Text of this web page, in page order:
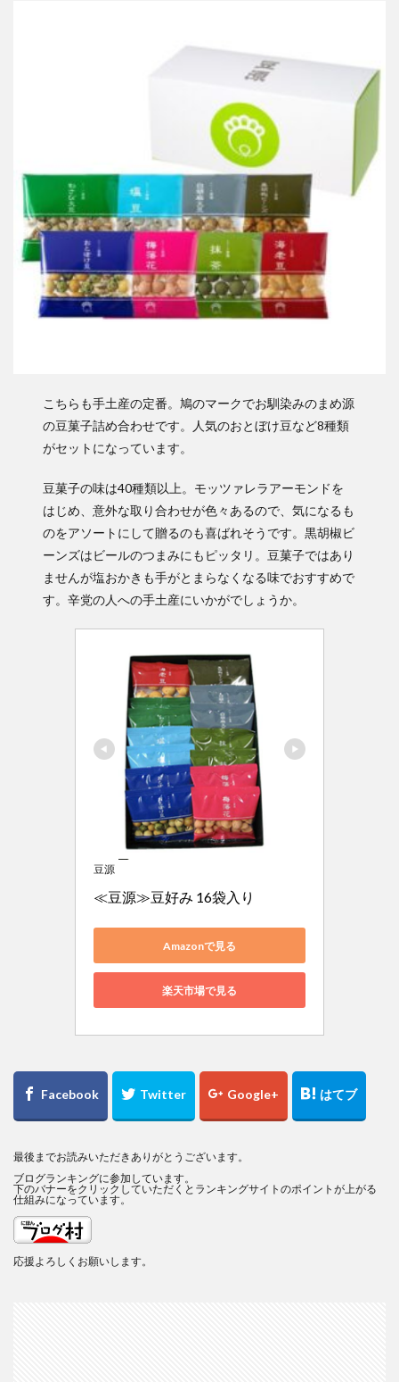
こちらも手土産の定番。鳩のマークでお馴染みのまめ源
の豆菓子詰め合わせです。人気のおとぼけ豆など8種類
がセットになっています。
豆菓子の味は40種類以上。モッツァレラアーモンドを
はじめ、意外な取り合わせが色々あるので、気になるも
のをアソートにして贈るのも喜ばれそうです。黒胡椒ビ
ーンズはビールのつまみにもピッタリ。豆菓子ではあり
ませんが塩おかきも手がとまらなくなる味でおすすめで
す。辛党の人への手土産にいかがでしょうか。
豆源
≪豆源≫豆好み 16袋入り
Amazonで見る
楽天市場で見る
最後までお読みいただきありがとうございます。
ブログランキングに参加しています。
下のバナーをクリックしていただくとランキングサイトのポイントが上がる
仕組みになっています。
応援よろしくお願いします。